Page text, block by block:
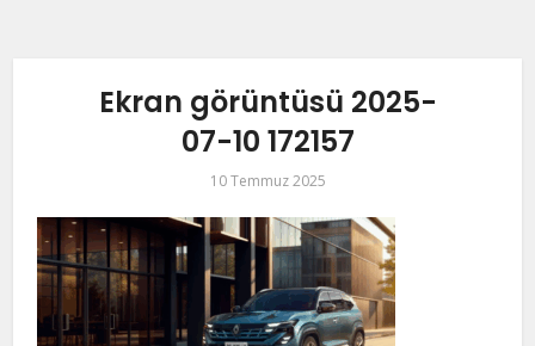
Ekran görüntüsü 2025-
07-10 172157
10 Temmuz 2025